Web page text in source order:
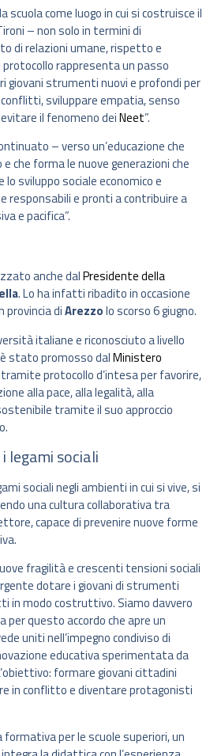
scuola come luogo in cui si costruisce il
– non solo in termini di
di relazioni umane, rispetto e
rappresenta un passo
giovani strumenti nuovi e profondi per
sviluppare empatia, senso
il fenomeno deiNeet”.
– verso un’educazione che
che forma le nuove generazioni che
sviluppo sociale economico e
responsabili e pronti a contribuire a
e pacifica”.
anche dalPresidente della
. Lo ha infatti ribadito in occasione
provincia diArezzolo scorso 6 giugno.
italiane e riconosciuto a livello
stato promosso dalMinistero
tramite protocollo d’intesa per favorire,
alla pace, alla legalità, alla
tramite il suo approccio
legami sociali
sociali negli ambienti in cui si vive, si
una cultura collaborativa tra
capace di prevenire nuove forme
fragilità e crescenti tensioni sociali
dotare i giovani di strumenti
in modo costruttivo. Siamo davvero
per questo accordo che apre un
uniti nell’impegno condiviso di
educativa sperimentata da
formare giovani cittadini
in conflitto e diventare protagonisti
formativa per le scuole superiori, un